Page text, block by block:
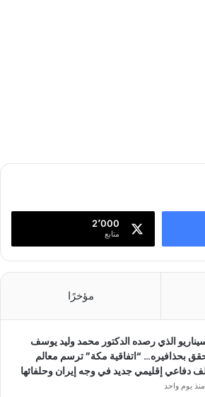
2٬000
متابع
مؤخرًا
الذي رصده الدكتور محمد وليد يوسف
بحذافيره… “اتفاقية مكة” ترسم معالم
دفاعي إقليمي جديد في وجه إيران وحلفائها
منذ يوم واحد